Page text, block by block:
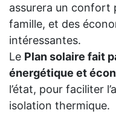
assurera un confort
famille, et des
intéressantes.
Le Plan solaire fait
énergétique et
l’état, pour faciliter
isolation thermique.